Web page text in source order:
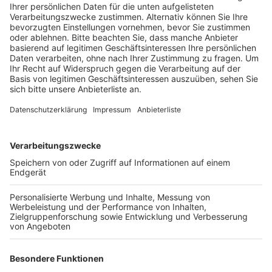
Veröffentlicht:Mittwoch, 06.04.2022 13:06
Anzeige
Die Schule in Horrem mit rund 750 Schülerinnen und
Ersatzschule in der Trägerschaft der
aktuell noch vom Kölner Erzbistum mitfinanziert. Weil
aber die Einnahmen durch die Kirchensteuer sinken, hat
das Erzbistum schon vor Monaten angekündigt, die
Zahlungen einzustellen. Im Falle der Kerpener Schule
seien das jährlich 250.000 Euro, Tendenz steigend,
heißt es von der Stadt Kerpen. Sie wird jetzt ab dem
kommenden Jahr die Hälfte der Kosten übernehmen,
benötigten Realschulplätze für Kerpen zu erhalten. In